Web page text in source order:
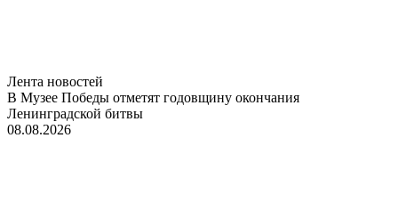
Лента новостей
В Музее Победы отметят годовщину окончания
Ленинградской битвы
08.08.2026